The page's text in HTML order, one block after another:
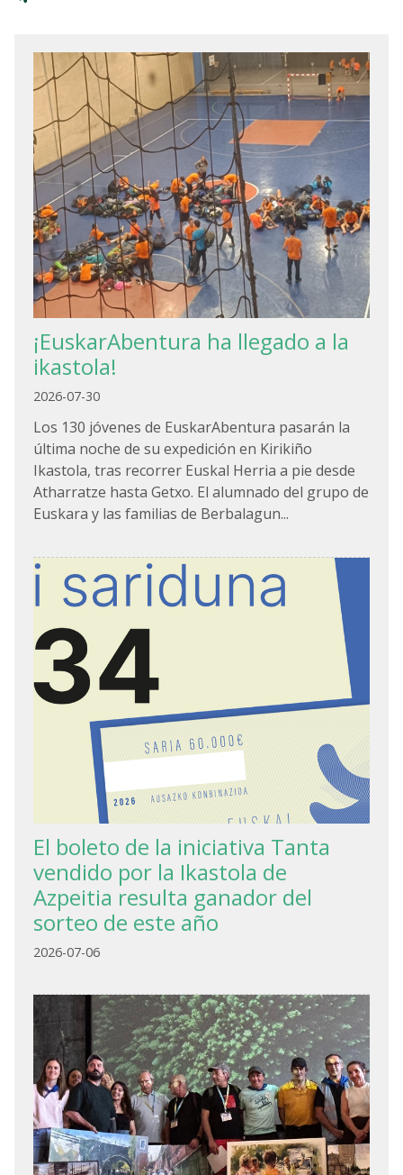
¡EuskarAbentura ha llegado a la
ikastola!
2026-07-30
Los 130 jóvenes de EuskarAbentura pasarán la
última noche de su expedición en Kirikiño
Ikastola, tras recorrer Euskal Herria a pie desde
Atharratze hasta Getxo. El alumnado del grupo de
Euskara y las familias de Berbalagun...
El boleto de la iniciativa Tanta
vendido por la Ikastola de
Azpeitia resulta ganador del
sorteo de este año
2026-07-06